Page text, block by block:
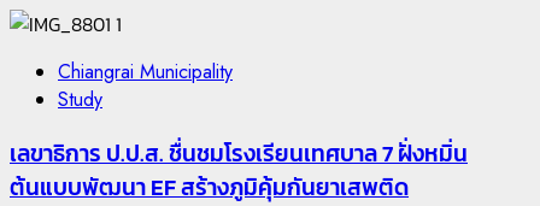
1
Chiangrai Municipality
Study
เลขาธิการ ป.ป.ส. ชื่นชมโรงเรียนเทศบาล 7 ฝั่งหมิ่น
ต้นแบบพัฒนา EF สร้างภูมิคุ้มกันยาเสพติด